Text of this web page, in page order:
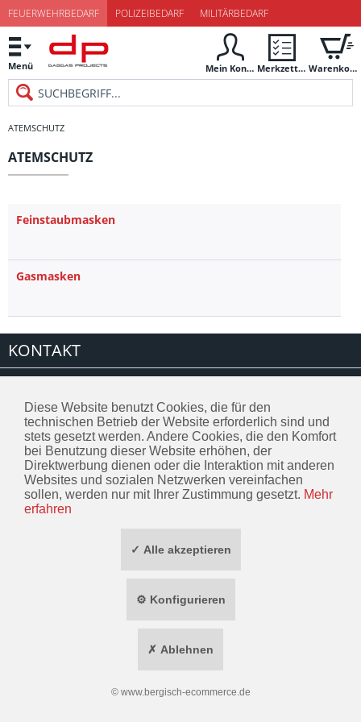
FEUERWEHRBEDARF POLIZEIBEDARF MILITÄRBEDARF
Menü Mein Konto Merkzettel Warenkorb
ATEMSCHUTZ
ATEMSCHUTZ
Feinstaubmasken
Gasmasken
KONTAKT
ZAHLUNG / VERSAND
SOCIAL MEDIA
TOP MARKEN
Diese Website benutzt Cookies, die für den
technischen Betrieb der Website erforderlich sind und
stets gesetzt werden. Andere Cookies, die den Komfort
bei Benutzung dieser Website erhöhen, der
Direktwerbung dienen oder die Interaktion mit anderen
Websites und sozialen Netzwerken vereinfachen
sollen, werden nur mit Ihrer Zustimmung gesetzt. Mehr
erfahren
✓ Alle akzeptieren
⚙ Konfigurieren
✗ Ablehnen
© www.bergisch-ecommerce.de